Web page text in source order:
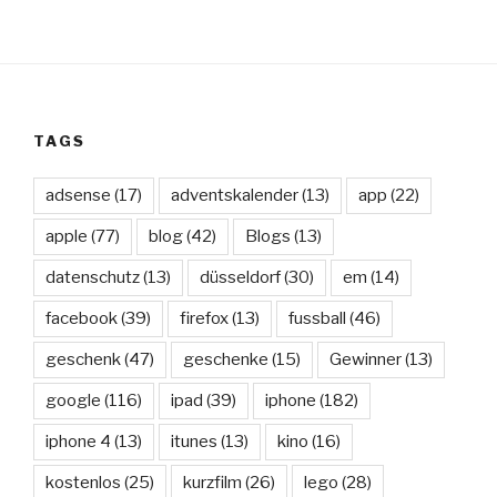
TAGS
adsense (17) adventskalender(13) app (22)
apple (77) blog(42) Blogs (13)
datenschutz(13) düsseldorf(30) em (14)
facebook(39) firefox(13) fussball (46)
geschenk(47) geschenke (15) Gewinner(13)
google (116) ipad (39) iphone (182)
iphone 4 (13) itunes (13) kino (16)
kostenlos (25) kurzfilm (26) lego (28)